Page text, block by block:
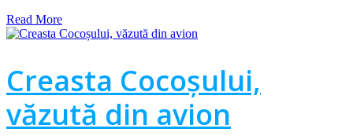
Read More
Creasta Cocoșului,
văzută din avion